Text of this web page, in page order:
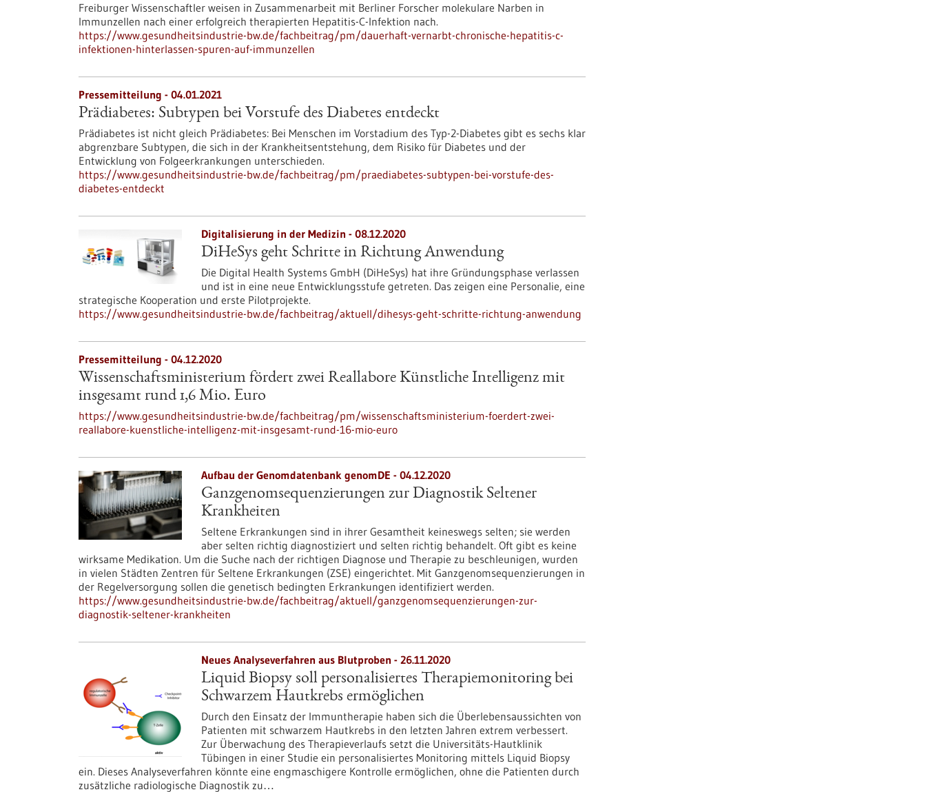
Freiburger Wissenschaftler weisen in Zusammenarbeit mit Berliner Forscher molekulare Narben in
Immunzellen nach einer erfolgreich therapierten Hepatitis-C-Infektion nach.
https://www.gesundheitsindustrie-bw.de/fachbeitrag/pm/dauerhaft-vernarbt-chronische-hepatitis-c-
infektionen-hinterlassen-spuren-auf-immunzellen
Pressemitteilung - 04.01.2021
Prädiabetes: Subtypen bei Vorstufe des Diabetes entdeckt
Prädiabetes ist nicht gleich Prädiabetes: Bei Menschen im Vorstadium des Typ-2-Diabetes gibt es sechs klar
abgrenzbare Subtypen, die sich in der Krankheitsentstehung, dem Risiko für Diabetes und der
Entwicklung von Folgeerkrankungen unterschieden.
https://www.gesundheitsindustrie-bw.de/fachbeitrag/pm/praediabetes-subtypen-bei-vorstufe-des-
diabetes-entdeckt
Digitalisierung in der Medizin - 08.12.2020
DiHeSys geht Schritte in Richtung Anwendung
Die Digital Health Systems GmbH (DiHeSys) hat ihre Gründungsphase verlassen
und ist in eine neue Entwicklungsstufe getreten. Das zeigen eine Personalie, eine
strategische Kooperation und erste Pilotprojekte.
https://www.gesundheitsindustrie-bw.de/fachbeitrag/aktuell/dihesys-geht-schritte-richtung-anwendung
Pressemitteilung - 04.12.2020
Wissenschaftsministerium fördert zwei Reallabore Künstliche Intelligenz mit
insgesamt rund 1,6 Mio. Euro
https://www.gesundheitsindustrie-bw.de/fachbeitrag/pm/wissenschaftsministerium-foerdert-zwei-
reallabore-kuenstliche-intelligenz-mit-insgesamt-rund-16-mio-euro
Aufbau der Genomdatenbank genomDE - 04.12.2020
Ganzgenomsequenzierungen zur Diagnostik Seltener
Krankheiten
Seltene Erkrankungen sind in ihrer Gesamtheit keineswegs selten; sie werden
aber selten richtig diagnostiziert und selten richtig behandelt. Oft gibt es keine
wirksame Medikation. Um die Suche nach der richtigen Diagnose und Therapie zu beschleunigen, wurden
in vielen Städten Zentren für Seltene Erkrankungen (ZSE) eingerichtet. Mit Ganzgenomsequenzierungen in
der Regelversorgung sollen die genetisch bedingten Erkrankungen identifiziert werden.
https://www.gesundheitsindustrie-bw.de/fachbeitrag/aktuell/ganzgenomsequenzierungen-zur-
diagnostik-seltener-krankheiten
Neues Analyseverfahren aus Blutproben - 26.11.2020
Liquid Biopsy soll personalisiertes Therapiemonitoring bei
Schwarzem Hautkrebs ermöglichen
Durch den Einsatz der Immuntherapie haben sich die Überlebensaussichten von
Patienten mit schwarzem Hautkrebs in den letzten Jahren extrem verbessert.
Zur Überwachung des Therapieverlaufs setzt die Universitäts-Hautklinik
Tübingen in einer Studie ein personalisiertes Monitoring mittels Liquid Biopsy
ein. Dieses Analyseverfahren könnte eine engmaschigere Kontrolle ermöglichen, ohne die Patienten durch
zusätzliche radiologische Diagnostik zu…